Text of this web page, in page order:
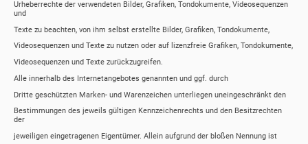
Urheberrechte der verwendeten Bilder, Grafiken, Tondokumente, Videosequenzen
und
Texte zu beachten, von ihm selbst erstellte Bilder, Grafiken, Tondokumente,
Videosequenzen und Texte zu nutzen oder auf lizenzfreie Grafiken, Tondokumente,
Videosequenzen und Texte zurückzugreifen.
Alle innerhalb des Internetangebotes genannten und ggf. durch
Dritte geschützten Marken- und Warenzeichen unterliegen uneingeschränkt den
Bestimmungen des jeweils gültigen Kennzeichenrechts und den Besitzrechten
der
jeweiligen eingetragenen Eigentümer. Allein aufgrund der bloßen Nennung ist